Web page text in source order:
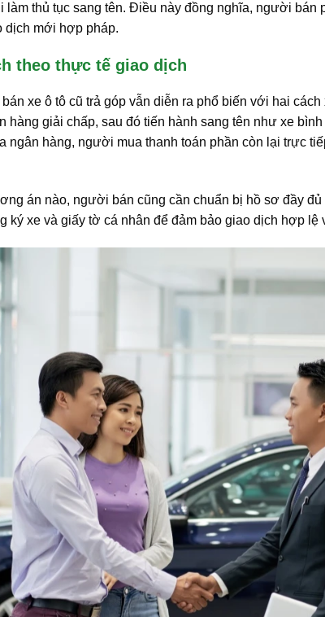
làm thủ tục sang tên. Điều này đồng nghĩa, người
dịch mới hợp pháp.
theo thực tế giao dịch
xe ô tô cũ trả góp vẫn diễn ra phổ biến với hai
hàng giải chấp, sau đó tiến hành sang tên như xe
ngân hàng, người mua thanh toán phần còn lại trực
án nào, người bán cũng cần chuẩn bị hồ sơ đầy
ký xe và giấy tờ cá nhân để đảm bảo giao dịch hợp lệ